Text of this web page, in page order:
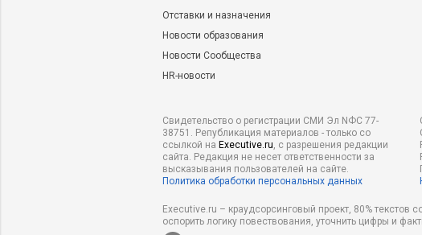
Отставки и назначения
Новости образования
Новости Сообщества
HR-новости
Свидетельство о регистрации СМИ Эл NФС 77-
38751. Републикация материалов - только со
ссылкой на Executive.ru, с разрешения редакции
сайта. Редакция не несет ответственности за
высказывания пользователей на сайте.
Политика обработки персональных данных
Executive.ru – краудсорсинговый проект, 80%
оспорить логику повествования, уточнить цифры и